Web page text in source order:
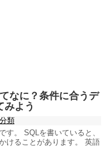
なに？条件に合うデ
みよう
類
す。 SQLを書いていると、
けることがあります。 英語